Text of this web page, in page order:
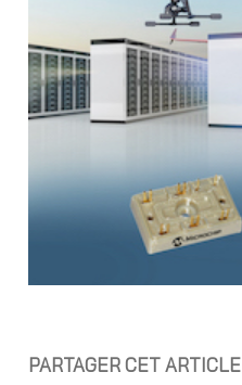
PARTAGER CET ARTICLE